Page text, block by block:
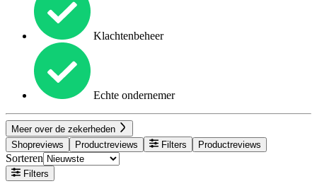
Klachtenbeheer
Echte ondernemer
Meer over de zekerheden
Shopreviews
Productreviews Filters Productreviews
Sorteren
Filters